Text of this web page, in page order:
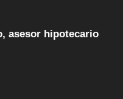
asesor hipotecario